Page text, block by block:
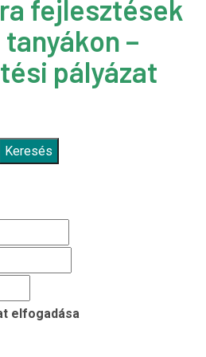
fejlesztések
–
pályázat
elfogadása